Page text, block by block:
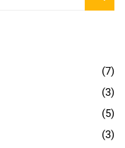
(7)
(3)
(5)
(3)